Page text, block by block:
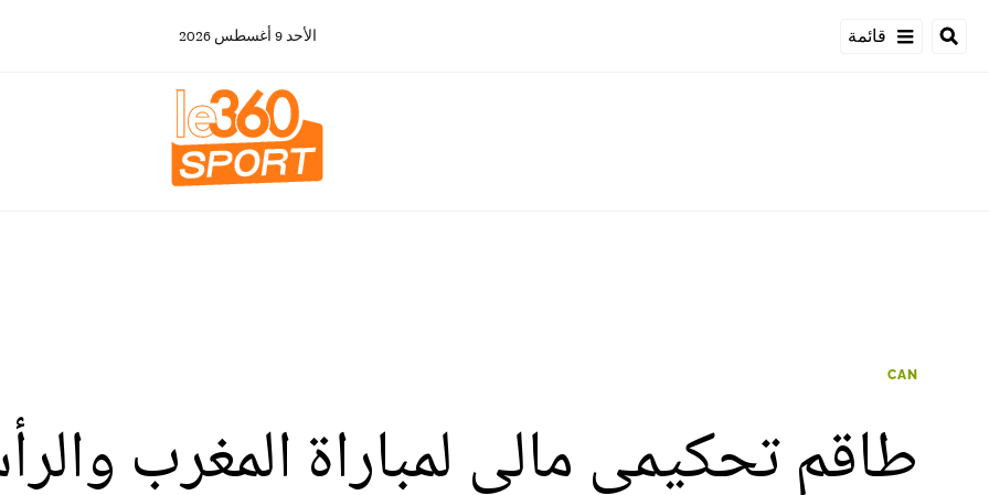
قائمة الأحد 9 أغسطس 2026
CAN
طاقم تحكيمي مالي لمباراة المغرب